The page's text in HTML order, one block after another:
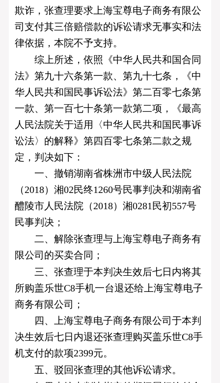
欺诈，张查理要求上海宝尊电子商务有限公
司支付其三倍赔偿款的诉讼请求无事实和法
律依据，本院不予支持。
综上所述，依照《中华人民共和国合同
法》第九十六条第一款、第九十七条，《中
华人民共和国民事诉讼法》第二百零七条第
一款、第一百七十条第一款第二项，《最高
人民法院关于适用〈中华人民共和国民事诉
讼法〉的解释》第四百零七条第二款之规
定，判决如下：
一、撤销湖南省株洲市中级人民法院
（2018）湘02民终1260号民事判决和湖南省
醴陵市人民法院（2018）湘0281民初557号
民事判决；
二、解除张查理与上海宝尊电子商务有
限公司的买卖合同；
三、张查理于本判决生效后七日内将其
所购盖乐世C8手机一台退还给上海宝尊电子
商务有限公司；
四、上海宝尊电子商务有限公司于本判
决生效后七日内退还张查理购买盖乐世C8手
机支付的款项2399元。
五、驳回张查理的其他诉讼请求。